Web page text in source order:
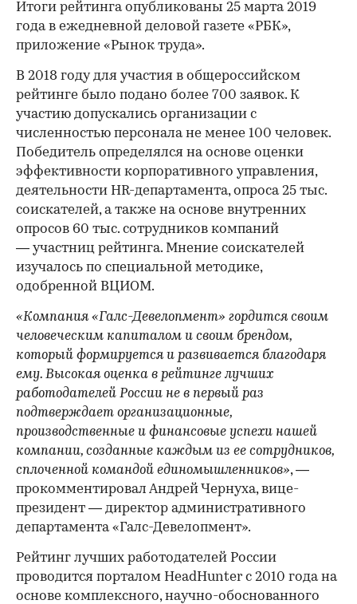
Итоги рейтинга опубликованы 25 марта 2019
года в ежедневной деловой газете «РБК»,
приложение «Рынок труда».
В 2018 году для участия в общероссийском
рейтинге было подано более 700 заявок. К
участию допускались организации с
численностью персонала не менее 100 человек.
Победитель определялся на основе оценки
эффективности корпоративного управления,
деятельности HR-департамента, опроса 25 тыс.
соискателей, а также на основе внутренних
опросов 60 тыс. сотрудников компаний
— участниц рейтинга. Мнение соискателей
изучалось по специальной методике,
одобренной ВЦИОМ.
«Компания «Галс-Девелопмент» гордится своим
человеческим капиталом и своим брендом,
который формируется и развивается благодаря
ему. Высокая оценка в рейтинге лучших
работодателей России не в первый раз
подтверждает организационные,
производственные и финансовые успехи нашей
компании, созданные каждым из ее сотрудников,
сплоченной командой единомышленников», —
прокомментировал Андрей Чернуха, вице-
президент — директор административного
департамента «Галс-Девелопмент».
Рейтинг лучших работодателей России
проводится порталом HeadHunter с 2010 года на
основе комплексного, научно-обоснованного